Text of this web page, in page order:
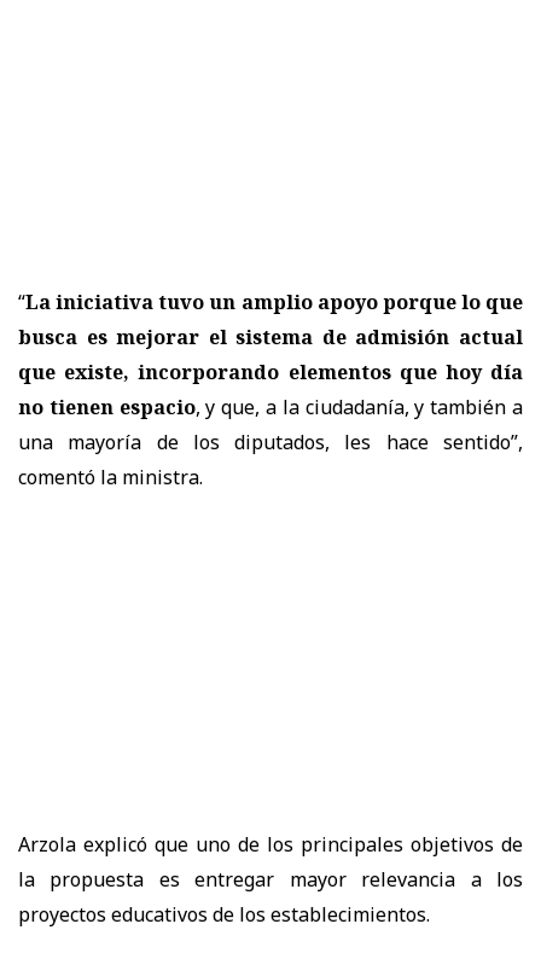
“La iniciativa tuvo un amplio apoyo porque lo que
busca es mejorar el sistema de admisión actual
que existe, incorporando elementos que hoy día
no tienen espacio, y que, a la ciudadanía, y también a
una mayoría de los diputados, les hace sentido”,
comentó la ministra.
Arzola explicó que uno de los principales objetivos de
la propuesta esentregar mayor relevancia a los
proyectos educativos de los establecimientos.